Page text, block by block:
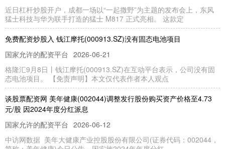
近日杠杆炒股开户，成都一场以“一起撒野”为主题的发布会上，东风
猛士科技与华为联手打造的猛士 M817 正式亮相。 这款定
免费配资炒股入 钱江摩托(000913.SZ)没有固态电池项目
国家允许的配资平台 2026-06-21
格隆汇9月8日丨钱江摩托(000913.SZ)在互动平台表示，公司没有固
态电池项目。 【免责声明】本文仅代表作者本人观点
谈股票配资网 美年健康(002044)调整发行股份购买资产价格至4.73
元/股 因2024年度分红派息
国家允许的配资平台 2026-06-12
中访网数据 美年大健康产业控股股份有限公司(证券代码：002044，